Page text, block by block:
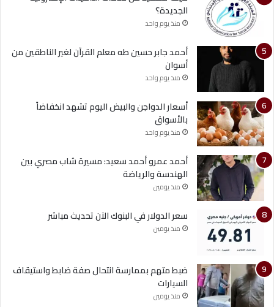
الجديدة؟
منذ يوم واحد
أحمد جابر حسين طه معلم القرآن لغير الناطقين من
أسوان
منذ يوم واحد
أسعار الدواجن والبيض اليوم تشهد انخفاضاً
بالأسواق
منذ يوم واحد
أحمد عمرو أحمد سعيد: مسيرة شاب مصري بين
الهندسة والرياضة
منذ يومين
سعر الدولار في البنوك الآن تحديث مباشر
منذ يومين
ضبط متهم بممارسة انتحال صفة ضابط واستيقاف
السيارات
منذ يومين